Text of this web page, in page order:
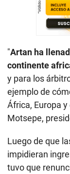
"Artan ha
continente
y para los
ejemplo de
África, Europa
Motsepe,
Luego de que
impidieran
tuvo que